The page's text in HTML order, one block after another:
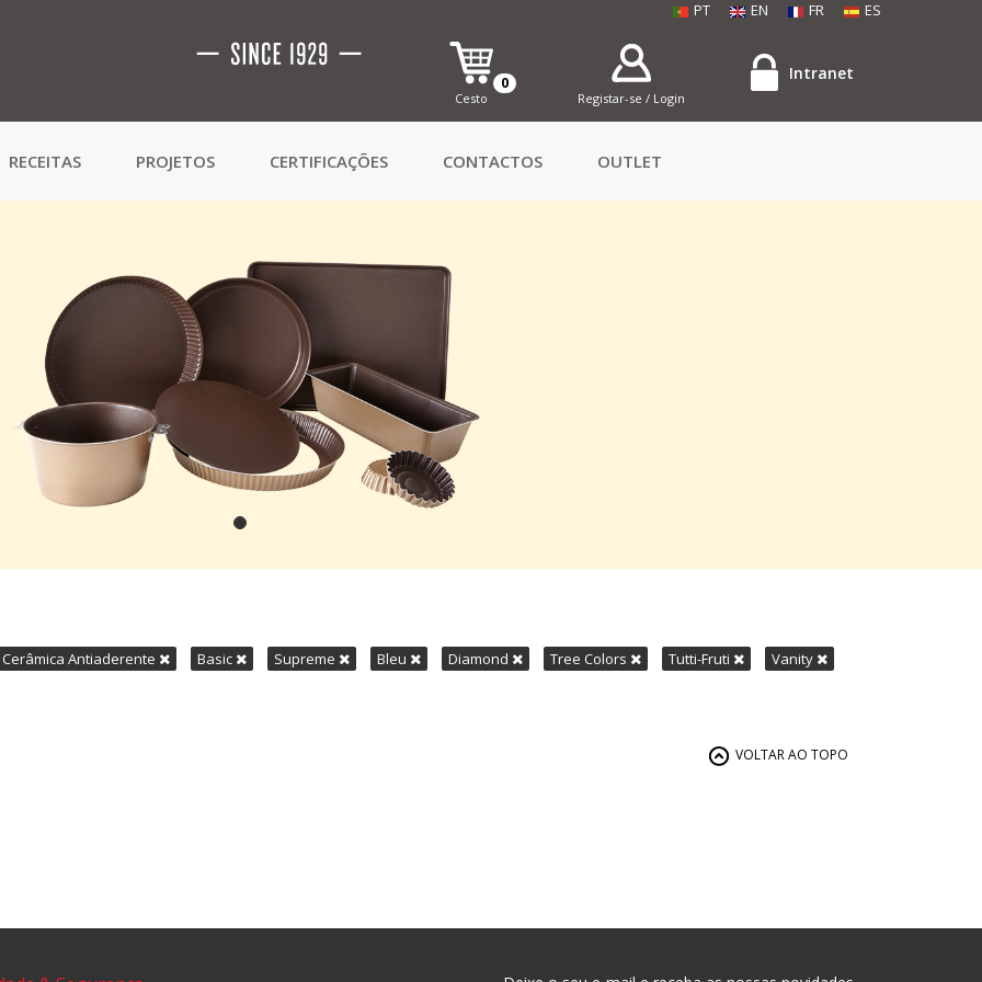
PT EN FR ES
Intranet
Registar-se / Login
0
Cesto
RECEITAS PROJETOS CERTIFICAÇÕES CONTACTOS OUTLET
Cerâmica Antiaderente Basic Supreme Bleu Diamond Tree Colors Tutti-Fruti Vanity
VOLTAR AO TOPO